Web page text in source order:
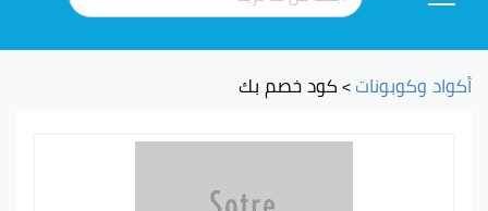
أكواد وكوبونات>كود خصم بك